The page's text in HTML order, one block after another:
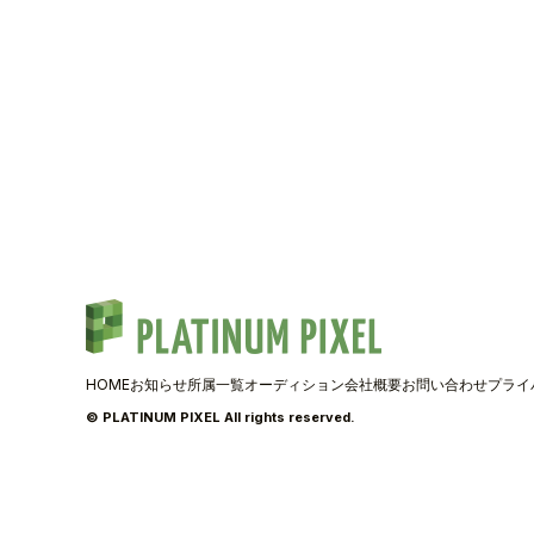
COMPANY
HOMEお知らせ所属一覧オーディション会社概要お問い合わせプラ
© PLATINUM PIXEL All rights reserved.